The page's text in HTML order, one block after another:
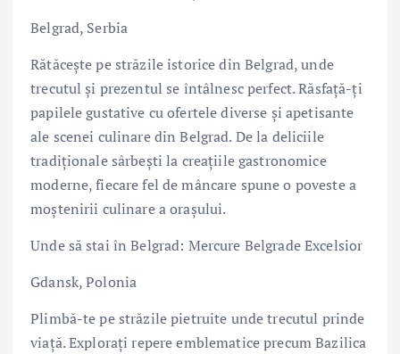
Belgrad, Serbia
Rătăcește pe străzile istorice din Belgrad, unde
trecutul și prezentul se întâlnesc perfect. Răsfață-ți
papilele gustative cu ofertele diverse și apetisante
ale scenei culinare din Belgrad. De la deliciile
tradiționale sârbești la creațiile gastronomice
moderne, fiecare fel de mâncare spune o poveste a
moștenirii culinare a orașului.
Unde să stai în Belgrad: Mercure Belgrade Excelsior
Gdansk, Polonia
Plimbă-te pe străzile pietruite unde trecutul prinde
viață. Explorați repere emblematice precum Bazilica